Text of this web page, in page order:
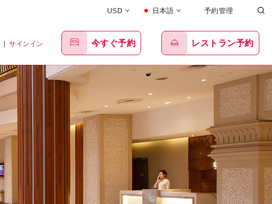
USD 日本語 予約管理
| サインイン 今すぐ予約 レストラン予約